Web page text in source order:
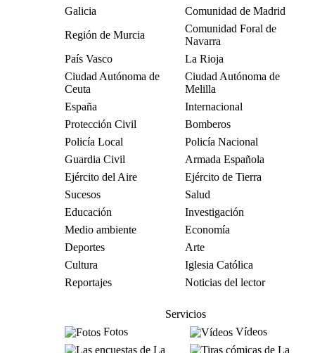
Galicia
Comunidad de Madrid
Región de Murcia
Comunidad Foral de
Navarra
País Vasco
La Rioja
Ciudad Autónoma de
Ceuta
Ciudad Autónoma de
Melilla
España
Internacional
Protección Civil
Bomberos
Policía Local
Policía Nacional
Guardia Civil
Armada Española
Ejército del Aire
Ejército de Tierra
Sucesos
Salud
Educación
Investigación
Medio ambiente
Economía
Deportes
Arte
Cultura
Iglesia Católica
Reportajes
Noticias del lector
Servicios
Fotos
Vídeos